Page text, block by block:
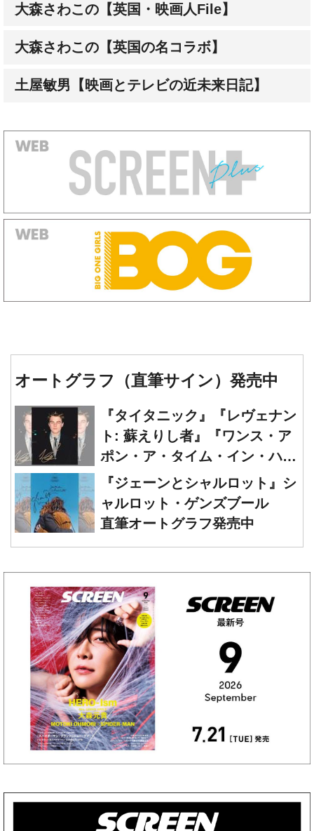
大森さわこの【英国・映画人File】
大森さわこの【英国の名コラボ】
土屋敏男【映画とテレビの近未来日記】
オートグラフ（直筆サイン）発売中
『タイタニック』『レヴェナン
ト: 蘇えりし者』『ワンス・ア
ポン・ア・タイム・イン・ハリ
ウッド』レオナルド・ディカプ
リオ 直筆オートグラフ発売中
『ジェーンとシャルロット』シ
ャルロット・ゲンズブール
直筆オートグラフ発売中